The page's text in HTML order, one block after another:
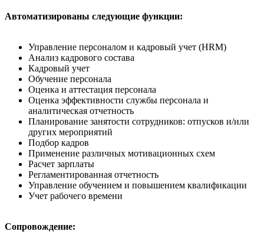
Автоматизированы следующие функции:
Управление персоналом и кадровый учет (HRM)
Анализ кадрового состава
Кадровый учет
Обучение персонала
Оценка и аттестация персонала
Оценка эффективности службы персонала и
аналитическая отчетность
Планирование занятости сотрудников: отпусков и/или
других мероприятий
Подбор кадров
Применение различных мотивационных схем
Расчет зарплаты
Регламентированная отчетность
Управление обучением и повышением квалификации
Учет рабочего времени
Сопровождение: